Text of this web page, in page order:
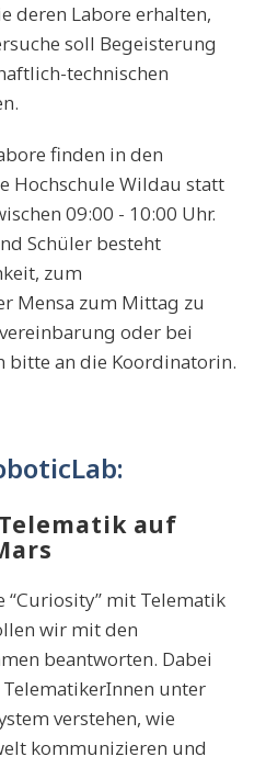
deren Labore erhalten,
soll Begeisterung
technischen
finden in den
Hochschule Wildau statt
09:00 - 10:00 Uhr.
Schüler besteht
zum
Mensa zum Mittag zu
oder bei
bitte an die Koordinatorin.
auf
“Curiosity” mit Telematik
wir mit den
beantworten. Dabei
unter
verstehen, wie
kommunizieren und